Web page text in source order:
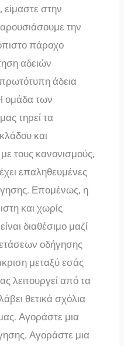
στην
την
πάροχο
αδειών
άδεια
ομάδα των
τηρεί τα
και
τους κανονισμούς,
επαληθευμένες
Επομένως, η
και χωρίς
διαθέσιμο μαζί
οδήγησης
μεταξύ εσάς
λειτουργεί από τα
θετικά σχόλια
Αγοράστε μια
Αγοράστε μια